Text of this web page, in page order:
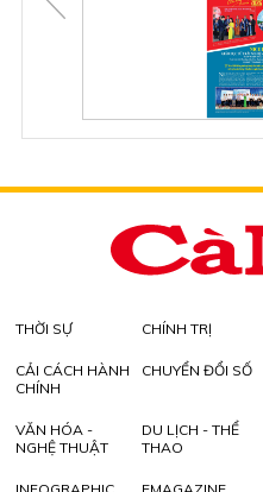
THỜI SỰ CHÍNH TRỊ
CẢI CÁCH HÀNH
CHÍNH
CHUYỂN ĐỔI SỐ
VĂN HÓA -
NGHỆ THUẬT
DU LỊCH - THỂ
THAO